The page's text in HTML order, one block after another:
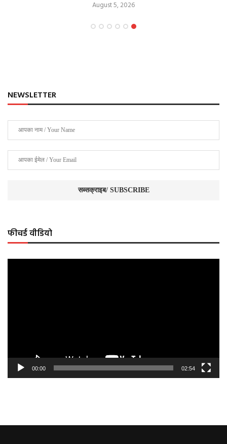
August 5, 2026
NEWSLETTER
फीचर्ड वीडियो
00:00 02:54